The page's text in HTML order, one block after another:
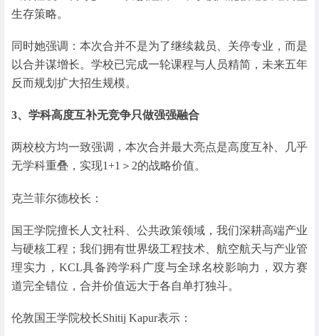
生存策略。
同时她强调：本次合并不是为了继续裁员、关停专业，而是
以合并谋增长。学校已完成一轮课程与人员精简，未来五年
反而规划扩大招生规模。
3、 学科高度互补无竞争只做强强融合
两校校方均一致强调，本次合并最大亮点是高度互补、几乎
无学科重叠，实现1+1＞2的战略价值。
克兰菲尔德校长：
国王学院擅长人文社科、公共政策领域，我们深耕高端产业
与硬核工程；我们拥有世界级工程技术、航空航天与产业管
理实力，KCL具备跨学科广度与全球名校影响力，双方赛
道完全错位，合并价值远大于各自单打独斗。
伦敦国王学院校长Shitij Kapur表示：